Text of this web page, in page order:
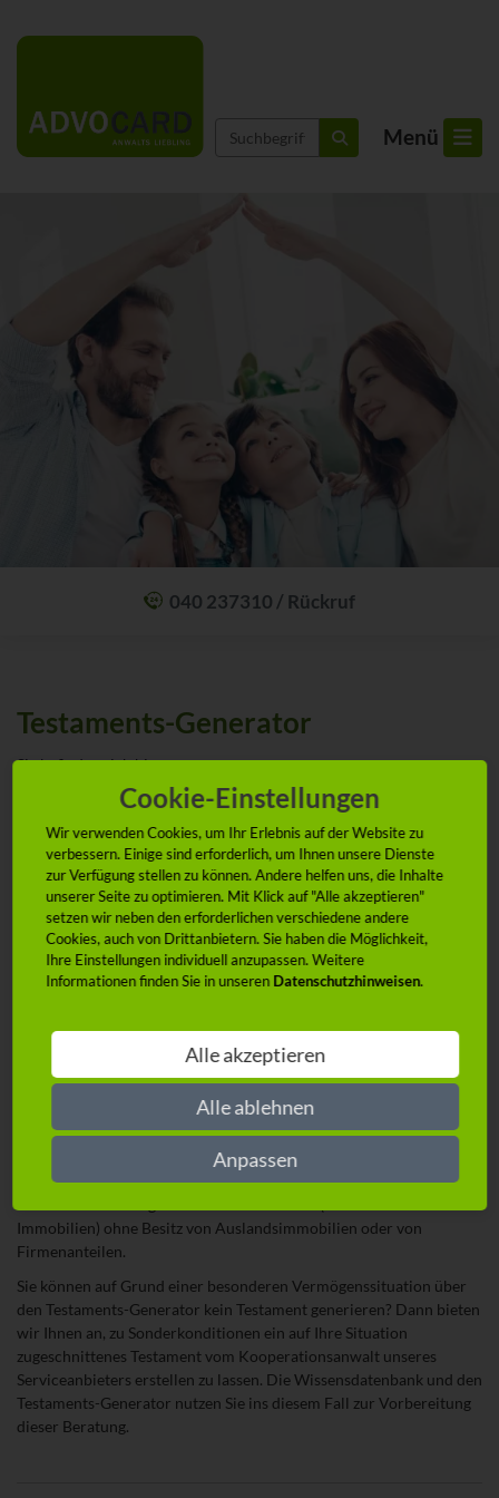
Suchbegriffe suchen Menü
040 237310 / Rückruf
Testaments-Generator
Sie befinden sich hier:
Service ADVOCARD Testaments-Generator
Wozu brauchen Sie ein Testament
Ein Testament gibt ihnen die Möglichkeit ihren Nachlass nach ihren
Wünschen zu regeln. Schaffen Sie Sicherheit und Klarheit für ihre
Hinterblieben. Ergänzen Sie ihre Vorsorgedokumente durch die
Wichtig zu wissen
Der Testaments-Generator bietet die Nutzung einer umfangreichen
Wissensdatenbank und die Möglichkeit sich ein personalisiertes
Testament zu erstellen. Weiterhin besteht die Möglichkeit, unter
Anrechnung der vereinbarten Leistungen aus ihrem
Rechtschutzvertrag, eine Beratung bei einem Fachanwalt direkt
über diesen Service zu vereinbaren. Diese Möglichkeit gilt für
Immobilien) ohne Besitz von Auslandsimmobilien oder von
Firmenanteilen.
Sie können auf Grund einer besonderen Vermögenssituation über
den Testaments-Generator kein Testament generieren? Dann bieten
wir Ihnen an, zu Sonderkonditionen ein auf Ihre Situation
zugeschnittenes Testament vom Kooperationsanwalt unseres
Serviceanbieters erstellen zu lassen. Die Wissensdatenbank und den
Testaments-Generator nutzen Sie ins diesem Fall zur Vorbereitung
dieser Beratung.
Cookie-Einstellungen
Wir verwenden Cookies, um Ihr Erlebnis auf der Website zu
verbessern. Einige sind erforderlich, um Ihnen unsere Dienste
zur Verfügung stellen zu können. Andere helfen uns, die Inhalte
unserer Seite zu optimieren. Mit Klick auf "Alle akzeptieren"
setzen wir neben den erforderlichen verschiedene andere
Cookies, auch von Drittanbietern. Sie haben die Möglichkeit,
Ihre Einstellungen individuell anzupassen. Weitere
Informationen finden Sie in unseren Datenschutzhinweisen.
Alle akzeptieren
Alle ablehnen
Anpassen